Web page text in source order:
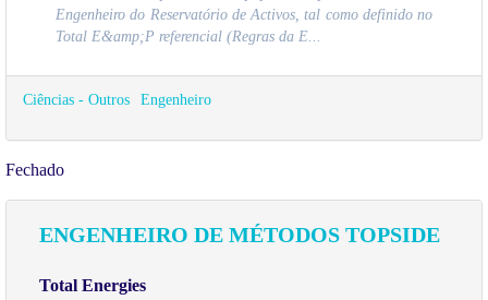
Engenheiro do Reservatório de Activos, tal como definido no
Total E&amp;P referencial (Regras da E...
Ciências - Outros Engenheiro
Fechado
ENGENHEIRO DE MÉTODOS TOPSIDE
Total Energies